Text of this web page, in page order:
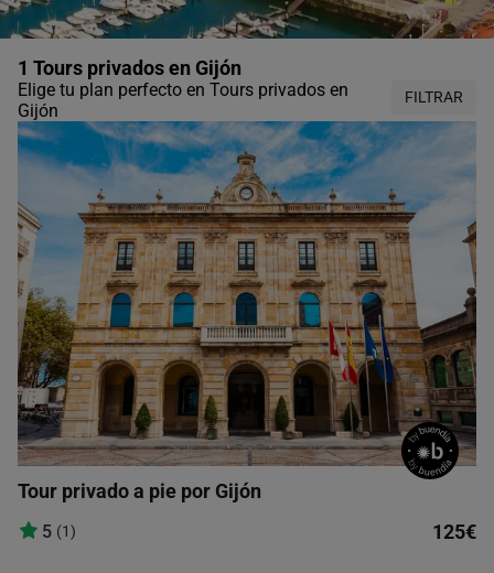
1 Tours privados en Gijón
Elige tu plan perfecto en Tours privados en
Gijón
FILTRAR
Tour privado a pie por Gijón
5 (1) 125€